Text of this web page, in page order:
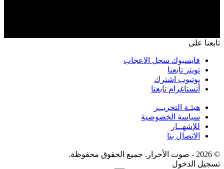
تابعنا على
فايسبوك سجل الاعجاب
تويتر تابعنا
يوتيوب اشترك
أنستاغرام تابعنا
هيئـة التحريــر
سياسة الخصوصية
للإشهــار
الاتصال بنا
© 2026 - صوت الأحرار. جميع الحقوق محفوظة.
تسجيل الدخول